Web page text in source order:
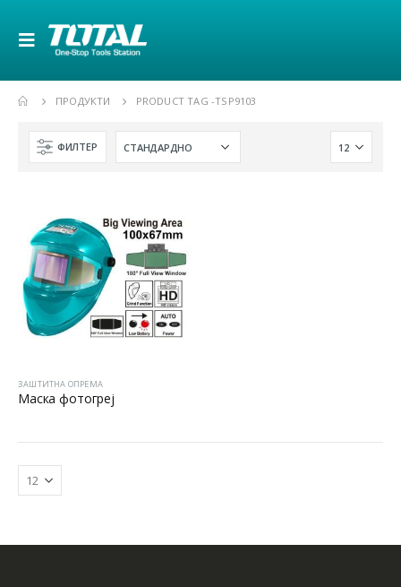
ПРОДУКТИ PRODUCT TAG -TSP9103
ФИЛТЕР
ЗАШТИТНА ОПРЕМА
Маска фотогреј